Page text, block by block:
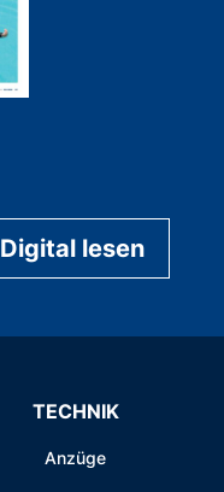
Digital lesen
TECHNIK
Anzüge